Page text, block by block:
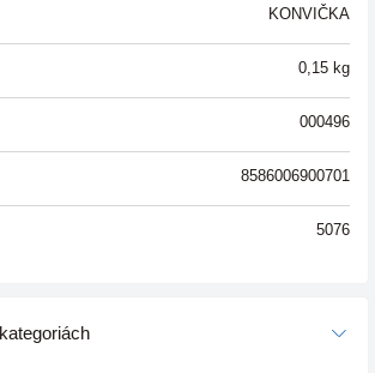
KONVIČKA
0,15 kg
000496
8586006900701
5076